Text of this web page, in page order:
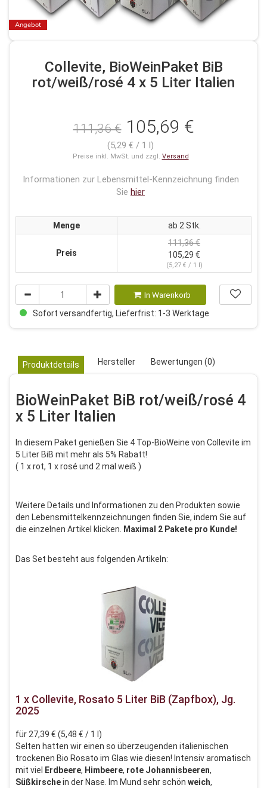
Angebot
Collevite, BioWeinPaket BiB
rot/weiß/rosé 4 x 5 Liter Italien
111,36 €105,69 €
(5,29 € / 1 l)
Preise inkl. MwSt. und zzgl. Versand
Informationen zur Lebensmittel-Kennzeichnung finden
Sie hier
Menge ab 2 Stk.
Preis
111,36 €
105,29 €
(5,27 € / 1 l)
In Warenkorb
Sofort versandfertig, Lieferfrist: 1-3 Werktage
Produktdetails Hersteller Bewertungen (0)
BioWeinPaket BiB rot/weiß/rosé 4
x 5 Liter Italien
In diesem Paket genießen Sie 4 Top-BioWeine von Collevite im
5 Liter BiB mit mehr als 5% Rabatt!
( 1 x rot, 1 x rosé und 2 mal weiß )
Weitere Details und Informationen zu den Produkten sowie
den Lebensmittelkennzeichnungen finden Sie, indem Sie auf
die einzelnen Artikel klicken. Maximal 2 Pakete pro Kunde!
Das Set besteht aus folgenden Artikeln:
1 x Collevite, Rosato 5 Liter BiB (Zapfbox), Jg.
2025
für 27,39 € (5,48 € / 1 l)
Selten hatten wir einen so überzeugenden italienischen
trockenen Bio Rosato im Glas wie diesen! Intensiv aromatisch
mit viel Erdbeere, Himbeere, rote Johannisbeeren,
Süßkirschein der Nase. Im Mund sehr schön weich,